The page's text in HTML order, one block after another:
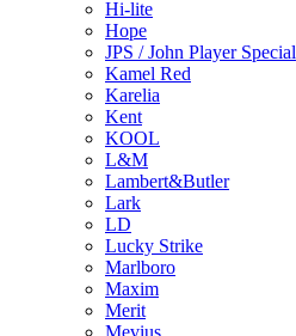
Hi-lite
Hope
JPS / John Player Special
Kamel Red
Karelia
Kent
KOOL
L&M
Lambert&Butler
Lark
LD
Lucky Strike
Marlboro
Maxim
Merit
Mevius